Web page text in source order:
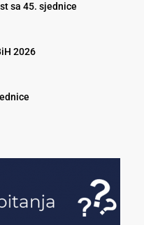
sa 45. sjednice
2026